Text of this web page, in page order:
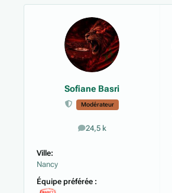
Sofiane Basri
Modérateur
24,5 k
messages
Ville:
Nancy
Équipe préférée :